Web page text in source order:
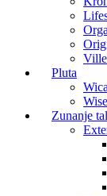
Pluta
Wise
Zunanje